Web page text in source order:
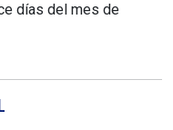
días del mes de